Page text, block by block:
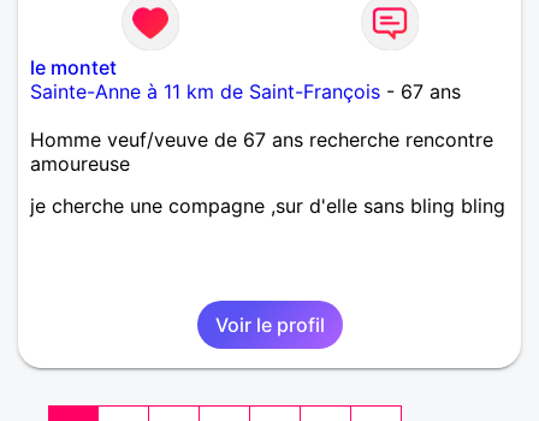
le montet
Sainte-Anne à 11 km de Saint-François - 67 ans
Homme veuf/veuve de 67 ans recherche rencontre
amoureuse
je cherche une compagne ,sur d'elle sans bling bling
Voir le profil